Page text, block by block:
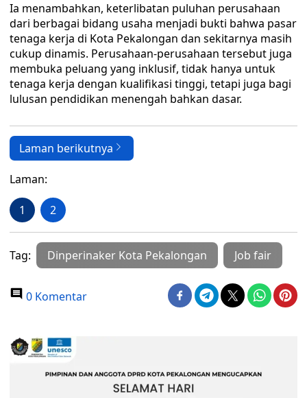
Ia menambahkan, keterlibatan puluhan perusahaan
dari berbagai bidang usaha menjadi bukti bahwa pasar
tenaga kerja di Kota Pekalongan dan sekitarnya masih
cukup dinamis. Perusahaan-perusahaan tersebut juga
membuka peluang yang inklusif, tidak hanya untuk
tenaga kerja dengan kualifikasi tinggi, tetapi juga bagi
lulusan pendidikan menengah bahkan dasar.
Laman berikutnya
Laman:
1 2
Tag: Dinperinaker Kota Pekalongan Job fair
0 Komentar